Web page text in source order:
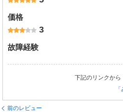
価格
3
故障経験
下記のリンクから
前のレビュー